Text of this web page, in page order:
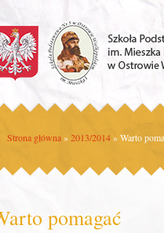
Strona główna»2013/2014»Warto
pomagać